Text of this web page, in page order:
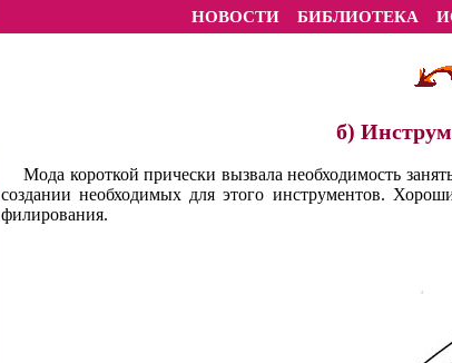
НОВОСТИ БИБЛИОТЕКА
б)
Мода короткой прически вызвала необходимость
создании необходимых для этого инструментов.
филирования.